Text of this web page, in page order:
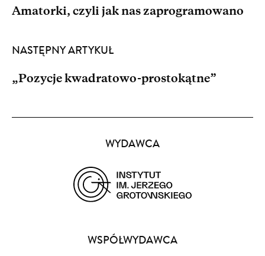
Amatorki, czyli jak nas zaprogramowano
NASTĘPNY ARTYKUŁ
„Pozycje kwadratowo-prostokątne”
WYDAWCA
WSPÓŁWYDAWCA